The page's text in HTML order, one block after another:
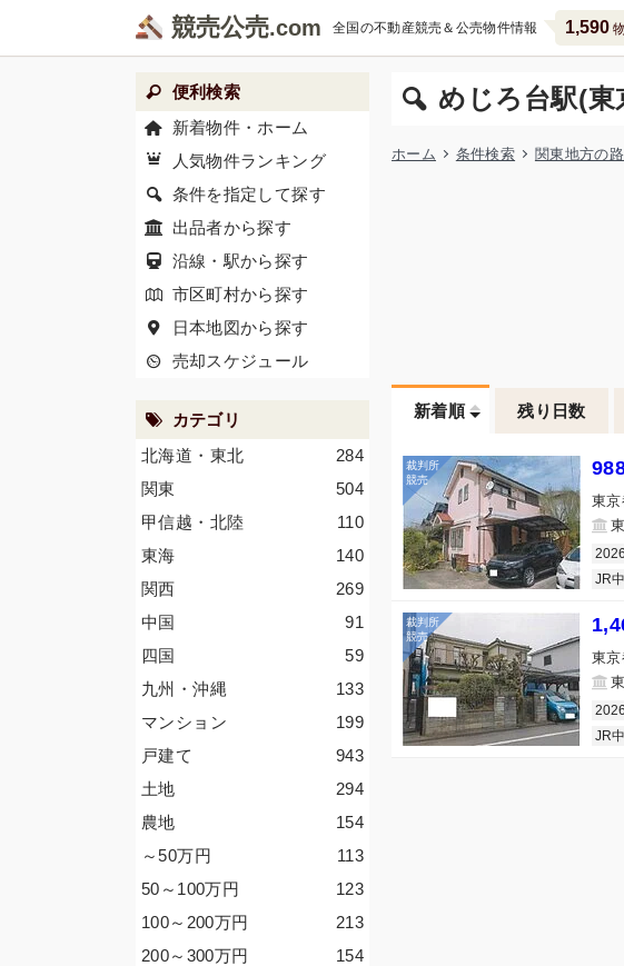
競売公売 全国の不動産競売＆公売物件情報 1,590
めじろ台駅(東
ホーム 条件検索 関東地方の
新着順 残り日数
東
JR
東
JR
便利検索
新着物件・ホーム
人気物件ランキング
条件を指定して探す
出品者から探す
沿線・駅から探す
市区町村から探す
日本地図から探す
売却スケジュール
カテゴリ
284
北海道・東北
504
関東
110
甲信越・北陸
140
東海
269
関西
91
中国
59
四国
133
九州・沖縄
199
マンション
943
戸建て
294
土地
154
農地
113
～50万円
123
50～100万円
213
100～200万円
154
200～300万円